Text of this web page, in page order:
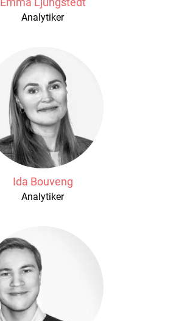
Analytiker
Ida Bouveng
Analytiker